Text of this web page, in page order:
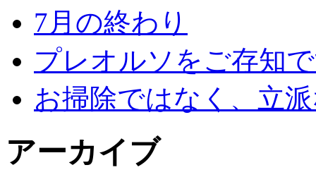
7月の終わり
プレオルソをご存知
お掃除ではなく、立
アーカイブ